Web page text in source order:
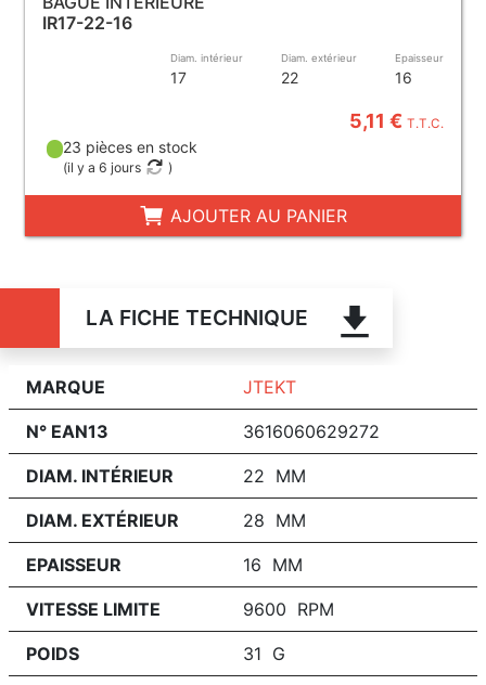
IR17-22-16
Diam. intérieur
17
Diam. extérieur
22
Epaisseur
16
5,11 €T.T.C.
23 pièces en stock
(il y a 6 jours )
AJOUTER AU PANIER
LA FICHE TECHNIQUE
MARQUE JTEKT
N° EAN13 3616060629272
DIAM. INTÉRIEUR 22 MM
DIAM. EXTÉRIEUR 28 MM
EPAISSEUR 16 MM
VITESSE LIMITE 9600 RPM
POIDS 31 G